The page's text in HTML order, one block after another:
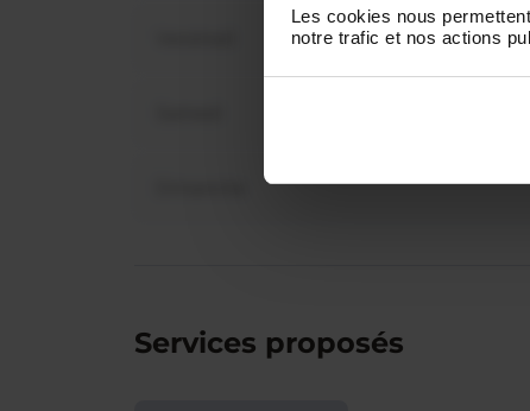
Les cookies nous
notre trafic et nos actions
Services proposés